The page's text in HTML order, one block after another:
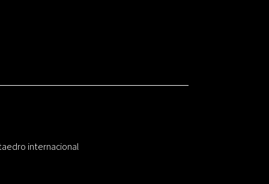
internacional